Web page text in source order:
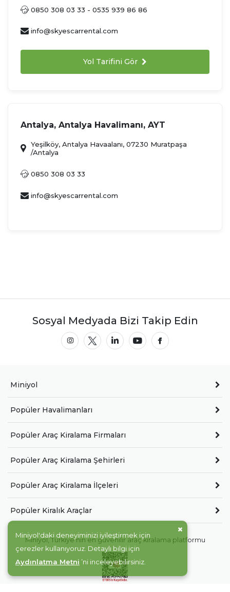
0850 308 03 33 - 0535 939 86 86
info@skyescarrental.com
Yol Tarifini Gör
Antalya, Antalya Havalimanı, AYT
Yeşilköy, Antalya Havaalanı, 07230 Muratpaşa
/Antalya
0850 308 03 33
info@skyescarrental.com
Sosyal Medyada Bizi Takip Edin
Miniyol
Popüler Havalimanları
Popüler Araç Kiralama Firmaları
Popüler Araç Kiralama Şehirleri
Popüler Araç Kiralama İlçeleri
Popüler Kiralık Araçlar
Miniyol, Türkiye'nin en güvenilir araç kiralama platformu
Miniyol'daki deneyiminizi iyileştirmek için
çerezler kullanıyoruz. Detaylı bilgi için
Aydınlatma Metni ’ni inceleyebilirsiniz.